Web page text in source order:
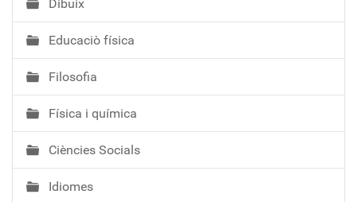
ó Dibuix
Educaciò física
Filosofia
Física i química
Ciències Socials
Idiomes